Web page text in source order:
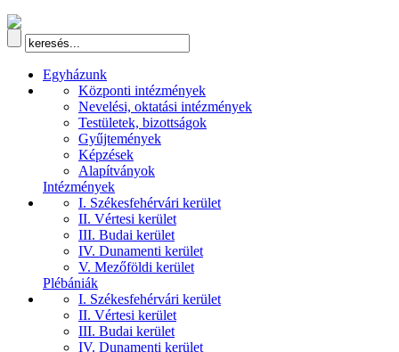
Egyházunk
Központi intézmények
Nevelési, oktatási intézmények
Testületek, bizottságok
Gyűjtemények
Képzések
Alapítványok
Intézmények
I. Székesfehérvári kerület
II. Vértesi kerület
III. Budai kerület
IV. Dunamenti kerület
V. Mezőföldi kerület
Plébániák
I. Székesfehérvári kerület
II. Vértesi kerület
III. Budai kerület
IV. Dunamenti kerület